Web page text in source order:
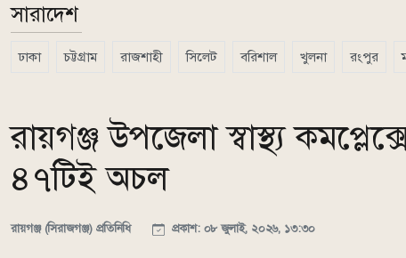
সারাদেশ
ঢাকা চট্টগ্রাম রাজশাহী সিলেট বরিশাল খুলনা রংপুর
রায়গঞ্জ উপজেলা স্বাস্থ্য
৪৭টিই অচল
রায়গঞ্জ (সিরাজগঞ্জ) প্রতিনিধি প্রকাশ: ০৮ জুলাই, ২০২৬, ১৩:৩০